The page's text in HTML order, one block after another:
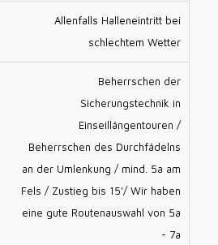
Allenfalls Halleneintritt bei
schlechtem Wetter
Beherrschen der
Sicherungstechnik in
Einseillängentouren /
Beherrschen des Durchfädelns
an der Umlenkung / mind. 5a am
Fels / Zustieg bis 15'/ Wir haben
eine gute Routenauswahl von 5a
- 7a